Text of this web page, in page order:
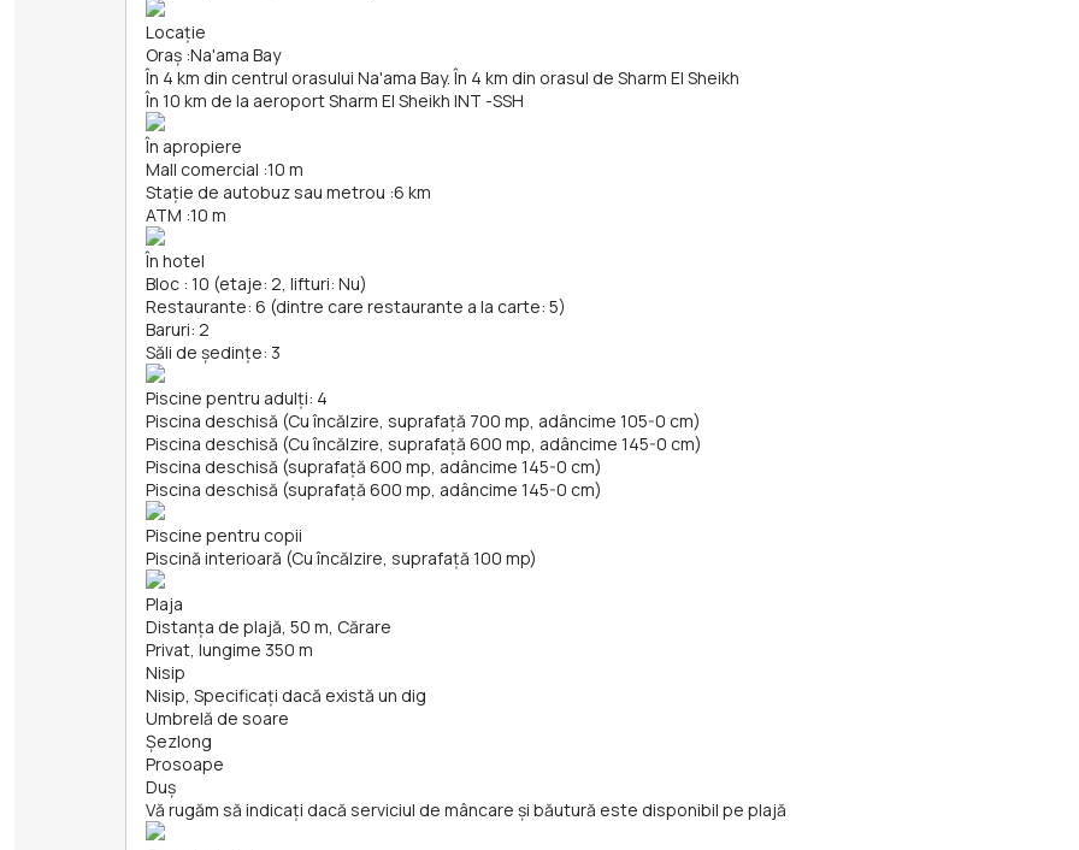
Locație
Oraș :Na'ama Bay
În 4 km din centrul orasului Na'ama Bay. În 4 km din orasul de Sharm El Sheikh
În 10 km de la aeroport Sharm El Sheikh INT -SSH
În apropiere
Mall comercial :10 m
Stație de autobuz sau metrou :6 km
ATM :10 m
În hotel
Bloc : 10 (etaje: 2, lifturi: Nu)
Restaurante: 6 (dintre care restaurante a la carte: 5)
Baruri: 2
Săli de ședințe: 3
Piscine pentru adulți: 4
Piscina deschisă (Cu încălzire, suprafață 700 mp, adâncime 105-0 cm)
Piscina deschisă (Cu încălzire, suprafață 600 mp, adâncime 145-0 cm)
Piscina deschisă (suprafață 600 mp, adâncime 145-0 cm)
Piscina deschisă (suprafață 600 mp, adâncime 145-0 cm)
Piscine pentru copii
Piscină interioară (Cu încălzire, suprafață 100 mp)
Plaja
Distanța de plajă, 50 m, Cărare
Privat, lungime 350 m
Nisip
Nisip, Specificați dacă există un dig
Umbrelă de soare
Șezlong
Prosoape
Duș
Vă rugăm să indicați dacă serviciul de mâncare și băutură este disponibil pe plajă